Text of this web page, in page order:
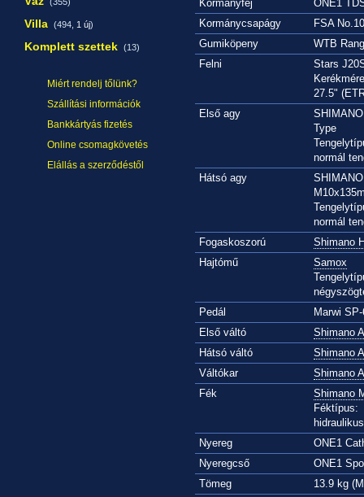
Villa (494, 1 új)
Komplett szettek (13)
Miért rendelj tőlünk?
Szállítási információk
Bankkártyás fizetés
Online csomagkövetés
Elállás a szerződéstől
Kormányfej
ONE1
Kormánycsapágy
FSA
Gumiköpeny
WTB
Felni
Stars
27.5"
Első agy
Type
normál
Hátsó agy
normál
Fogaskoszorú
Shimano
Hajtómű
Samox
Pedál
Marwi
Első váltó
Shimano
Hátsó váltó
Shimano
Váltókar
Shimano
Fék
Shimano
Féktípus:
Nyereg
ONE1
Nyeregcső
ONE1
Tömeg
13.9 kg